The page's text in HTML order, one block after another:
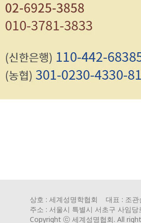
상호 : 세계성명학협회 대표 : 조
주소 : 서울시 특별시 서초구 사임
Copyright ⓒ 세계성명협회. All